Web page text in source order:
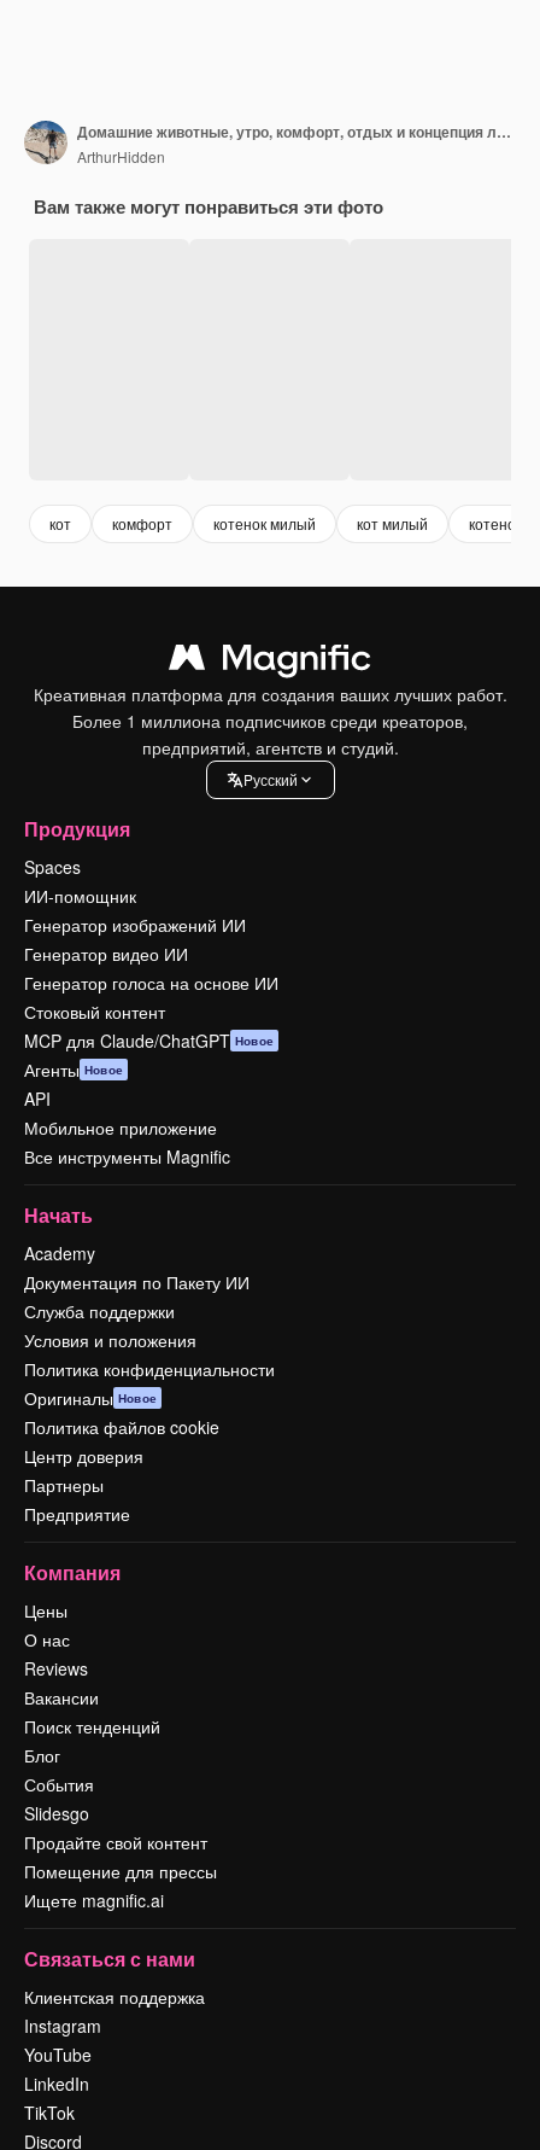
Домашние животные, утро, комфорт, отдых и концепция людей
ArthurHidden
Вам также могут понравиться эти фото
кот комфорт котенок милый кот милый котенок
Креативная платформа для создания ваших лучших работ.
Более 1 миллиона подписчиков среди креаторов,
предприятий, агентств и студий.
Pусский
Продукция
Spaces
ИИ-помощник
Генератор изображений ИИ
Генератор видео ИИ
Генератор голоса на основе ИИ
Стоковый контент
MCP для Claude/ChatGPT Новое
Агенты Новое
API
Мобильное приложение
Все инструменты Magnific
Начать
Academy
Документация по Пакету ИИ
Служба поддержки
Условия и положения
Политика конфиденциальности
Оригиналы Новое
Политика файлов cookie
Центр доверия
Партнеры
Предприятие
Компания
Цены
О нас
Reviews
Вакансии
Поиск тенденций
Блог
События
Slidesgo
Продайте свой контент
Помещение для прессы
Ищете magnific.ai
Связаться с нами
Клиентская поддержка
Instagram
YouTube
LinkedIn
TikTok
Discord